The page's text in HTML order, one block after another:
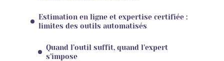
Estimation en ligne et expertise certifiée :
limites des outils automatisés
Quand l’outil suffit, quand l’expert
s’impose